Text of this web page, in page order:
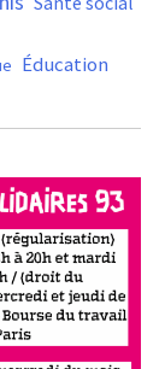
Éducation